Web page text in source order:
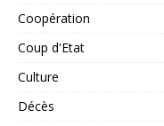
Coopération
Coup d'Etat
Culture
Décès